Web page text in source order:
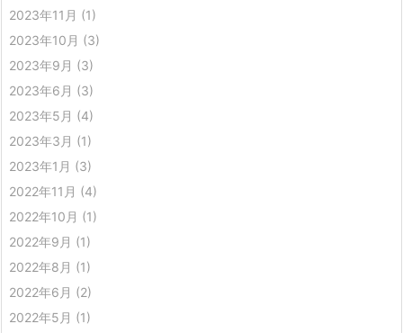
2023年11月 (1)
2023年10月 (3)
2023年9月 (3)
2023年6月 (3)
2023年5月 (4)
2023年3月 (1)
2023年1月 (3)
2022年11月 (4)
2022年10月 (1)
2022年9月 (1)
2022年8月 (1)
2022年6月 (2)
2022年5月 (1)